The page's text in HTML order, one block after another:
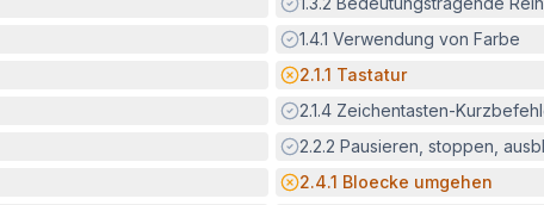
Erfüllt:
1.4.1 Verwendung von Farbe
Potenzielle Barriere:
2.1.1 Tastatur
Erfüllt:
2.1.4 Zeichentasten-
Erfüllt:
2.2.2 Pausieren, stoppen,
Potenzielle Barriere:
2.4.1 Bloecke umgehen